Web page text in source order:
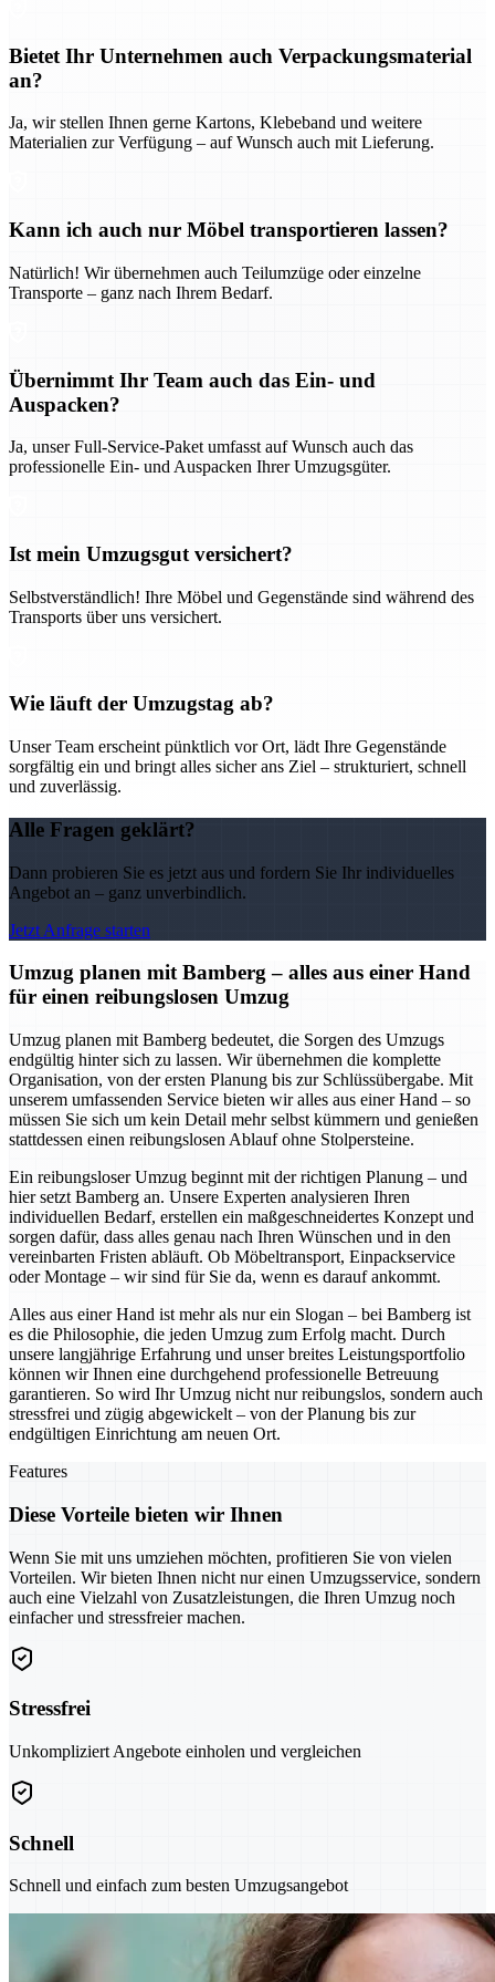
Bietet Ihr Unternehmen auch Verpackungsmaterial
an?
Ja, wir stellen Ihnen gerne Kartons, Klebeband und weitere
Materialien zur Verfügung – auf Wunsch auch mit Lieferung.
Kann ich auch nur Möbel transportieren lassen?
Natürlich! Wir übernehmen auch Teilumzüge oder einzelne
Transporte – ganz nach Ihrem Bedarf.
Übernimmt Ihr Team auch das Ein- und
Auspacken?
Ja, unser Full-Service-Paket umfasst auf Wunsch auch das
professionelle Ein- und Auspacken Ihrer Umzugsgüter.
Ist mein Umzugsgut versichert?
Selbstverständlich! Ihre Möbel und Gegenstände sind während des
Transports über uns versichert.
Wie läuft der Umzugstag ab?
Unser Team erscheint pünktlich vor Ort, lädt Ihre Gegenstände
sorgfältig ein und bringt alles sicher ans Ziel – strukturiert, schnell
und zuverlässig.
Alle Fragen geklärt?
Dann probieren Sie es jetzt aus und fordern Sie Ihr individuelles
Angebot an – ganz unverbindlich.
Jetzt Anfrage starten
Umzug planen mit Bamberg – alles aus einer Hand
für einen reibungslosen Umzug
Umzug planen mit Bamberg bedeutet, die Sorgen des Umzugs
endgültig hinter sich zu lassen. Wir übernehmen die komplette
Organisation, von der ersten Planung bis zur Schlüssübergabe. Mit
unserem umfassenden Service bieten wir alles aus einer Hand – so
müssen Sie sich um kein Detail mehr selbst kümmern und genießen
stattdessen einen reibungslosen Ablauf ohne Stolpersteine.
Ein reibungsloser Umzug beginnt mit der richtigen Planung – und
hier setzt Bamberg an. Unsere Experten analysieren Ihren
individuellen Bedarf, erstellen ein maßgeschneidertes Konzept und
sorgen dafür, dass alles genau nach Ihren Wünschen und in den
vereinbarten Fristen abläuft. Ob Möbeltransport, Einpackservice
oder Montage – wir sind für Sie da, wenn es darauf ankommt.
Alles aus einer Hand ist mehr als nur ein Slogan – bei Bamberg ist
es die Philosophie, die jeden Umzug zum Erfolg macht. Durch
unsere langjährige Erfahrung und unser breites Leistungsportfolio
können wir Ihnen eine durchgehend professionelle Betreuung
garantieren. So wird Ihr Umzug nicht nur reibungslos, sondern auch
stressfrei und zügig abgewickelt – von der Planung bis zur
endgültigen Einrichtung am neuen Ort.
Features
Diese Vorteile bieten wir Ihnen
Wenn Sie mit uns umziehen möchten, profitieren Sie von vielen
Vorteilen. Wir bieten Ihnen nicht nur einen Umzugsservice, sondern
auch eine Vielzahl von Zusatzleistungen, die Ihren Umzug noch
einfacher und stressfreier machen.
Stressfrei
Unkompliziert Angebote einholen und vergleichen
Schnell
Schnell und einfach zum besten Umzugsangebot